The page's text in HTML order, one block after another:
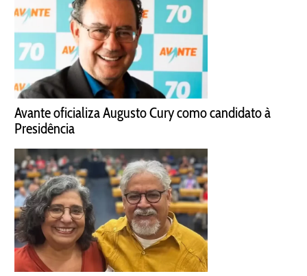
Avante oficializa Augusto Cury como candidato à
Presidência